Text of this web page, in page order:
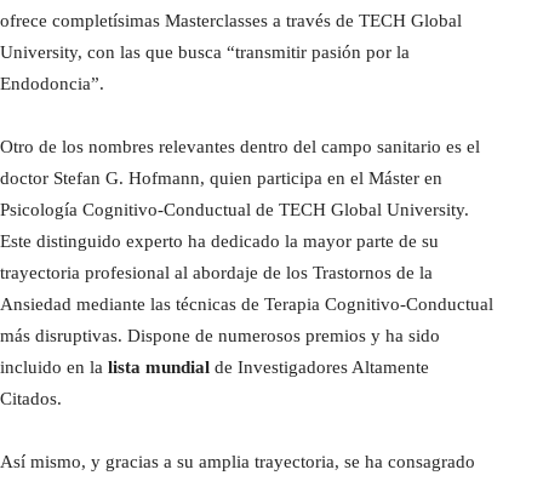
ofrece completísimas Masterclasses a través de TECH Global
University, con las que busca “transmitir pasión por la
Endodoncia”.
Otro de los nombres relevantes dentro del campo sanitario es el
doctor Stefan G. Hofmann, quien participa en el Máster en
Psicología Cognitivo-Conductual de TECH Global University.
Este distinguido experto ha dedicado la mayor parte de su
trayectoria profesional al abordaje de los Trastornos de la
Ansiedad mediante las técnicas de Terapia Cognitivo-Conductual
más disruptivas. Dispone de numerosos premios y ha sido
incluido en la lista mundial de Investigadores Altamente
Citados.
Así mismo, y gracias a su amplia trayectoria, se ha consagrado